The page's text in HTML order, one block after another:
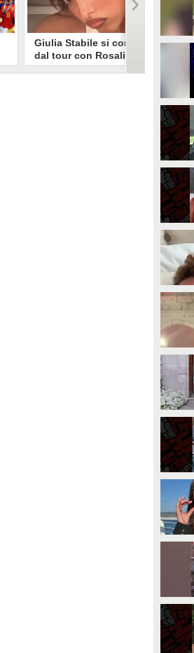
Giulia Stabile si confessa
dal tour con Rosalia: "Non
sono stata bene, costretta
ballo di Rosalia, Giulia Stabile si è
lasciata andare a una confessione